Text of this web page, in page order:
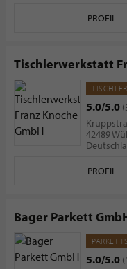
PROFIL
Tischlerwerkstatt
TISCHLER
5.0/5.0
42489
PROFIL
Bager Parkett
5.0/5.0